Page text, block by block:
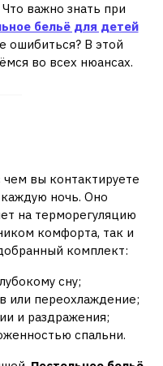
важно знать при
бельё для детей
ошибиться? В этой
во всех нюансах.
вы контактируете
ночь. Оно
на терморегуляцию
комфорта, так и
комплект:
сну;
или переохлаждение;
и раздражения;
спальни.